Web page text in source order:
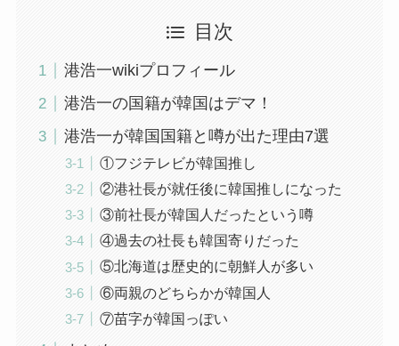
目次
港浩一wikiプロフィール
港浩一の国籍が韓国はデマ！
港浩一が韓国国籍と噂が出た理由7選
①フジテレビが韓国推し
②港社長が就任後に韓国推しになった
③前社長が韓国人だったという噂
④過去の社長も韓国寄りだった
⑤北海道は歴史的に朝鮮人が多い
⑥両親のどちらかが韓国人
⑦苗字が韓国っぽい